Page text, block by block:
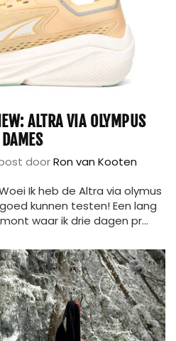
ALTRA VIA OLYMPUS
DAMES
doorRon van Kooten
Ik heb de Altra via olymus
kunnen testen! Een lang
waar ik drie dagen pr...